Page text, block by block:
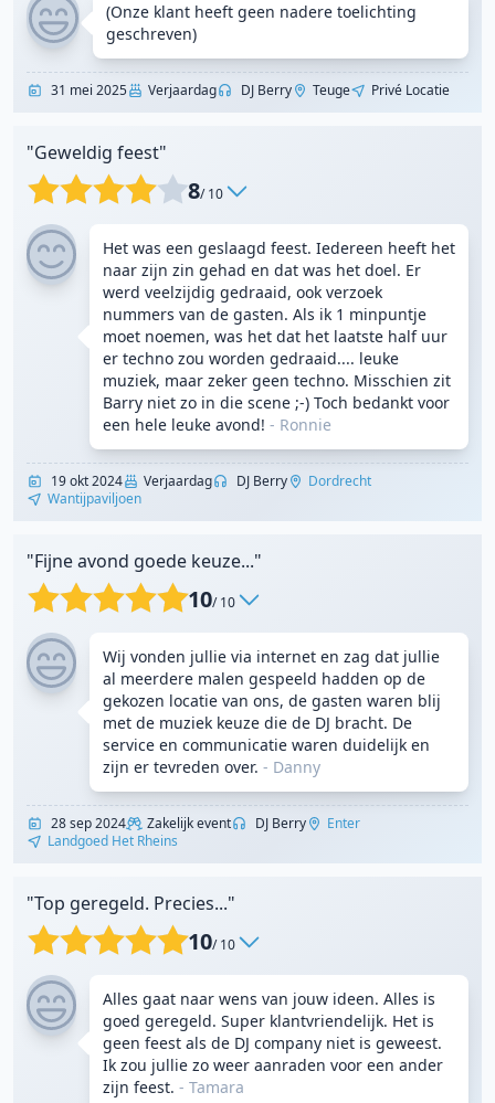
(Onze klant heeft geen nadere toelichting
geschreven)
31 mei 2025 Verjaardag DJ Berry Teuge Privé Locatie
"Geweldig feest"
8/ 10
Het was een geslaagd feest. Iedereen heeft het
naar zijn zin gehad en dat was het doel. Er
werd veelzijdig gedraaid, ook verzoek
nummers van de gasten. Als ik 1 minpuntje
moet noemen, was het dat het laatste half uur
er techno zou worden gedraaid.... leuke
muziek, maar zeker geen techno. Misschien zit
Barry niet zo in die scene ;-) Toch bedankt voor
een hele leuke avond! - Ronnie
19 okt 2024 Verjaardag DJ Berry
Dordrecht
Wantijpaviljoen
"Fijne avond goede keuze..."
10/ 10
Wij vonden jullie via internet en zag dat jullie
al meerdere malen gespeeld hadden op de
gekozen locatie van ons, de gasten waren blij
met de muziek keuze die de DJ bracht. De
service en communicatie waren duidelijk en
zijn er tevreden over. - Danny
28 sep 2024 Zakelijk event DJ Berry
Enter
Landgoed Het Rheins
"Top geregeld. Precies..."
10/ 10
Alles gaat naar wens van jouw ideen. Alles is
goed geregeld. Super klantvriendelijk. Het is
geen feest als de DJ company niet is geweest.
Ik zou jullie zo weer aanraden voor een ander
zijn feest. - Tamara